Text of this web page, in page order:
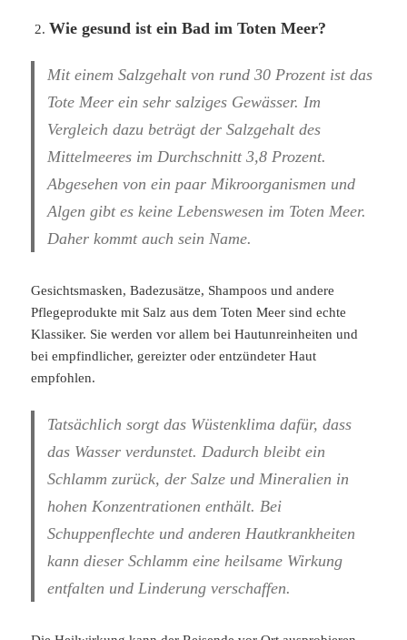
Wie gesund ist ein Bad im Toten Meer?
Mit einem Salzgehalt von rund 30 Prozent ist das
Tote Meer ein sehr salziges Gewässer. Im
Vergleich dazu beträgt der Salzgehalt des
Mittelmeeres im Durchschnitt 3,8 Prozent.
Abgesehen von ein paar Mikroorganismen und
Algen gibt es keine Lebenswesen im Toten Meer.
Daher kommt auch sein Name.
Gesichtsmasken, Badezusätze, Shampoos und andere
Pflegeprodukte mit Salz aus dem Toten Meer sind echte
Klassiker. Sie werden vor allem bei Hautunreinheiten und
bei empfindlicher, gereizter oder entzündeter Haut
empfohlen.
Tatsächlich sorgt das Wüstenklima dafür, dass
das Wasser verdunstet. Dadurch bleibt ein
Schlamm zurück, der Salze und Mineralien in
hohen Konzentrationen enthält. Bei
Schuppenflechte und anderen Hautkrankheiten
kann dieser Schlamm eine heilsame Wirkung
entfalten und Linderung verschaffen.